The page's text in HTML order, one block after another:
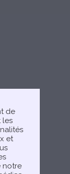
de
les
et
notre